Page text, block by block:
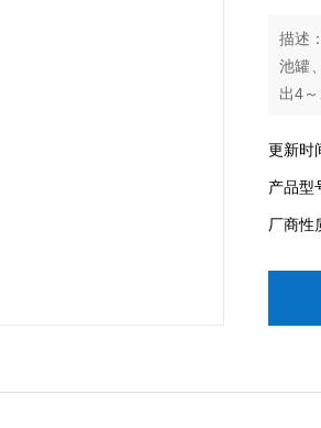
描述
池罐
出4
更新时
产品型
厂商性